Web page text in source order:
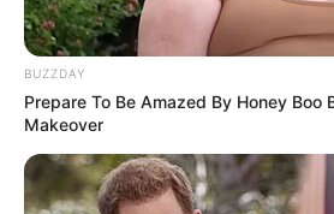
8 Kata Lucu Seputar Malam
Minggu ala Jomblo yang
Ngenes
BUZZDAY
Prepare To Be Amazed By Honey Boo
Makeover